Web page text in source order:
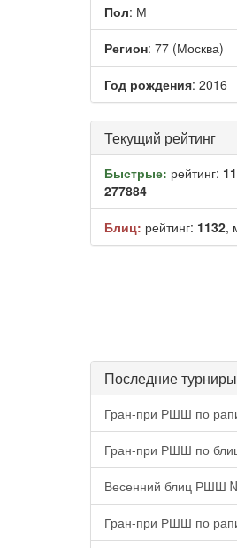
Пол: М
Регион: 77 (Москва)
Год рождения: 2016
Текущий рейтинг
Быстрые: рейтинг:
277884
Блиц: рейтинг: 1132,
Последние турниры
Гран-при РШШ по
Гран-при РШШ по
Весенний блиц РШШ
Гран-при РШШ по